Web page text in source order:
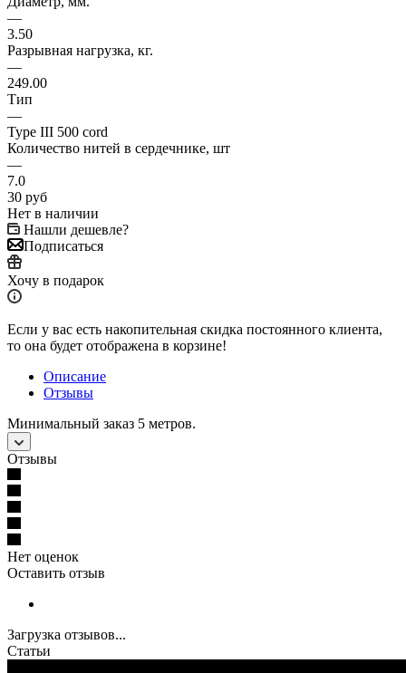
—
3.50
Разрывная нагрузка, кг.
—
249.00
Тип
—
Type III 500 cord
Количество нитей в сердечнике, шт
—
7.0
30 руб
Нет в наличии
Нашли дешевле?
Подписаться
Хочу в подарок
Если у вас есть накопительная скидка постоянного клиента,
то она будет отображена в корзине!
Описание
Отзывы
Минимальный заказ 5 метров.
Отзывы
Нет оценок
Оставить отзыв
Загрузка отзывов...
Статьи